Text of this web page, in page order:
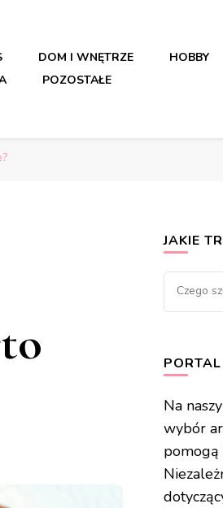
DOM I WNĘTRZE
HOBBY
POZOSTAŁE
JAKIE
Szukasz
czegoś?
Na
wybór
pomogą